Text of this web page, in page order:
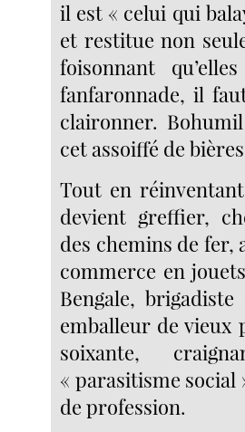
il est « celui qui
et restitue non
foisonnant
fanfaronnade, il
claironner.
cet assoiffé de
Tout en
devient greffier,
des chemins de fer,
commerce en
Bengale,
emballeur de vieux
soixante,
« parasitisme
de profession.